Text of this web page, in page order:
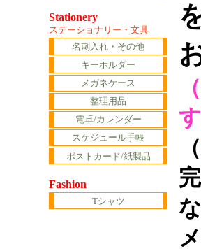
（
Stationery
ステーショナリー・文具
名刺入れ・その他
キーホルダー
メガネケース
整理用品
電卓/カレンダー
スケジュール手帳
ポストカード/紙製品
Fashion
Tシャツ